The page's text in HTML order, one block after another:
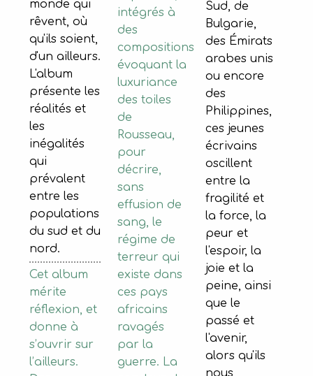
monde qui
rêvent, où
qu'ils soient,
d'un ailleurs.
L'album
présente les
réalités et
les
inégalités
qui
prévalent
entre les
populations
du sud et du
nord.
Cet album
mérite
réflexion, et
donne à
s’ouvrir sur
l’ailleurs.
intégrés à
des
compositions
évoquant la
luxuriance
des toiles
de
Rousseau,
pour
décrire,
sans
effusion de
sang, le
régime de
terreur qui
existe dans
ces pays
africains
ravagés
par la
guerre. La
Sud, de
Bulgarie,
des Émirats
arabes unis
ou encore
des
Philippines,
ces jeunes
écrivains
oscillent
entre la
fragilité et
la force, la
peur et
l'espoir, la
joie et la
peine, ainsi
que le
passé et
l'avenir,
alors qu'ils
nous